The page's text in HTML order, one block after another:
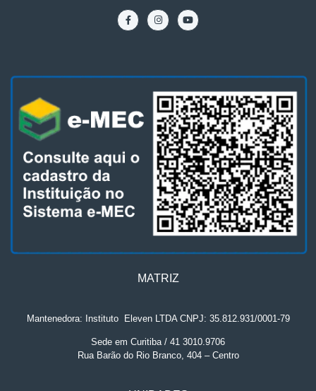
MATRIZ
Mantenedora: Instituto. Eleven LTDA CNPJ: 35.812.931/0001-79
Sede em Curitiba / 41 3010.9706
Rua Barão do Rio Branco, 404 – Centro